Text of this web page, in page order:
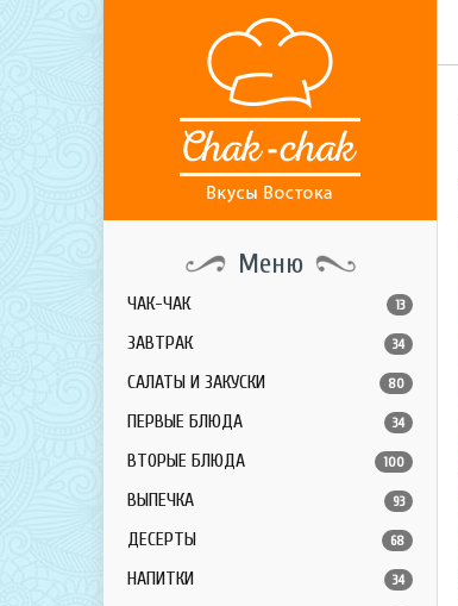
Меню
ЧАК-ЧАК 13
ЗАВТРАК 34
САЛАТЫ И ЗАКУСКИ 80
ПЕРВЫЕ БЛЮДА 34
ВТОРЫЕ БЛЮДА 100
ВЫПЕЧКА 93
ДЕСЕРТЫ 68
НАПИТКИ 34